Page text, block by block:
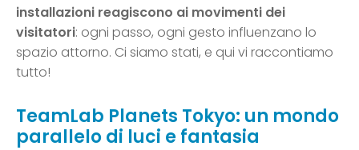
installazioni reagiscono ai movimenti dei
visitatori: ogni passo, ogni gesto influenzano lo
spazio attorno. Ci siamo stati, e qui vi raccontiamo
tutto!
TeamLab Planets Tokyo: un mondo
parallelo di luci e fantasia